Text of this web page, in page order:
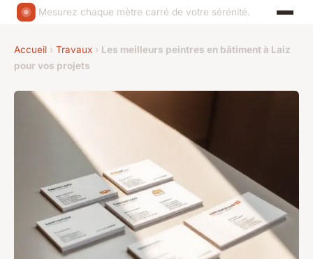
Mesurez chaque mètre carré de votre sérénité.
Accueil › Travaux › Les meilleurs peintres en bâtiment à Laiz
pour vos projets